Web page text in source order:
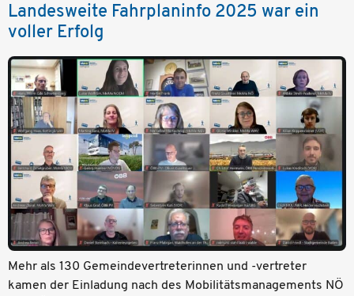
Landesweite Fahrplaninfo 2025 war ein
voller Erfolg
Mehr als 130 Gemeindevertreterinnen und -vertreter
kamen der Einladung nach des Mobilitätsmanagements NÖ